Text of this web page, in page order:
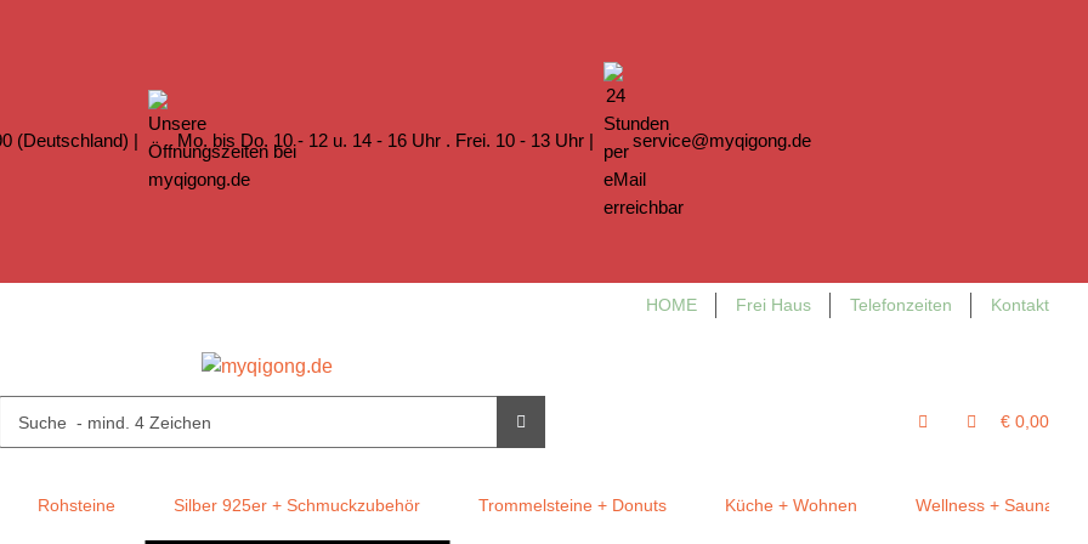
(Deutschland) | Mo. bis Do. 10 - 12 u. 14 - 16 Uhr . Frei. 10 - 13 Uhr | service@myqigong.de
HOME Frei Haus Telefonzeiten Kontakt
€ 0,00
Rohsteine Silber 925er + Schmuckzubehör Trommelsteine + Donuts Küche + Wohnen Wellness + Sauna